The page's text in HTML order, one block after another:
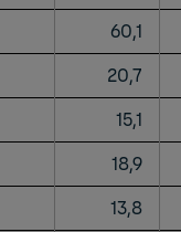
60,1
20,7
15,1
18,9
13,8